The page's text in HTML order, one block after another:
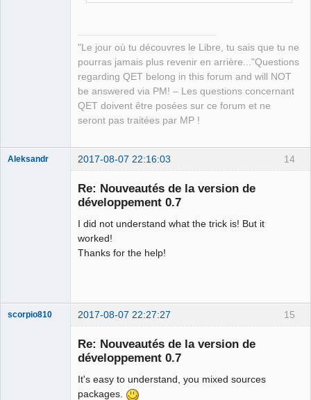
"Le jour où tu découvres le Libre, tu sais que tu ne
pourras jamais plus revenir en arrière..."Questions
regarding QET belong in this forum and will NOT
be answered via PM! – Les questions concernant
QET doivent être posées sur ce forum et ne
seront pas traitées par MP !
14
Aleksandr 2017-08-07 22:16:03
Re: Nouveautés de la version de
développement 0.7
I did not understand what the trick is! But it
worked!
Thanks for the help!
15
scorpio810 2017-08-07 22:27:27
Re: Nouveautés de la version de
développement 0.7
It's easy to understand, you mixed sources
packages.